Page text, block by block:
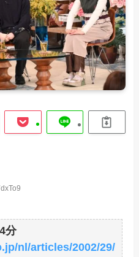
分
nl/articles/2002/29/